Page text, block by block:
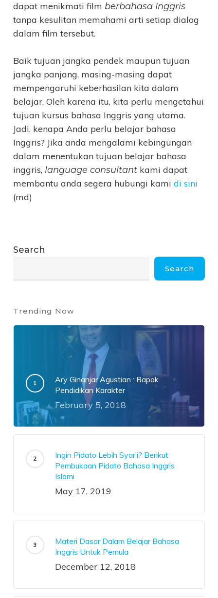
dapat menikmati film berbahasa Inggris
tanpa kesulitan memahami arti setiap dialog
dalam film tersebut.
Baik tujuan jangka pendek maupun tujuan
jangka panjang, masing-masing dapat
mempengaruhi keberhasilan kita dalam
belajar. Oleh karena itu, kita perlu mengetahui
tujuan kursus bahasa Inggris yang utama.
Jadi, kenapa Anda perlu belajar bahasa
Inggris? Jika anda mengalami kebingungan
dalam menentukan tujuan belajar bahasa
inggris, language consultantkami dapat
membantu anda segera hubungi kami di sini
(md)
Search
Search
Trending Now
Ary Ginanjar Agustian : Bapak
Pendidikan Karakter
February 5, 2018
Ingin Pidato Lebih Syar’i? Berikut
Pembukaan Pidato Bahasa Inggris
Islami
May 17, 2019
Materi Dasar Dalam Belajar Bahasa
Inggris Untuk Pemula
December 12, 2018